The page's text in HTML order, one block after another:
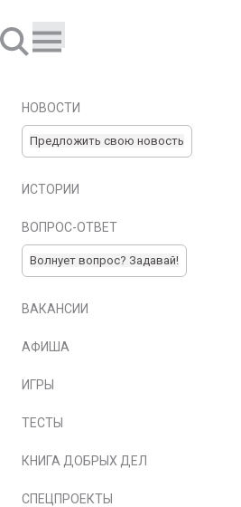
НОВОСТИ
Предложить свою новость
ИСТОРИИ
ВОПРОС-ОТВЕТ
Волнует вопрос? Задавай!
ВАКАНСИИ
АФИША
ИГРЫ
ТЕСТЫ
КНИГА ДОБРЫХ ДЕЛ
СПЕЦПРОЕКТЫ